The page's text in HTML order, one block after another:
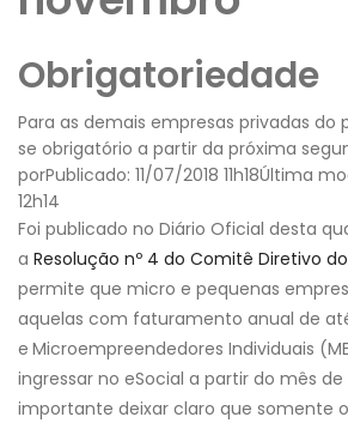
Obrigatoriedade
Para as demais empresas privadas do
se obrigatório a partir da próxima
porPublicado: 11/07/2018 11h18Última
12h14
Foi publicado no Diário Oficial desta
a Resolução nº 4 do Comitê Diretivo
permite que micro e pequenas
aquelas com faturamento anual de
e Microempreendedores Individuais
ingressar no eSocial a partir do mês de
importante deixar claro que somente